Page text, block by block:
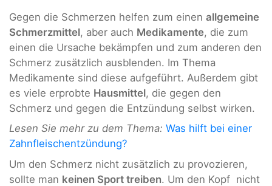
Gegen die Schmerzen helfen zum einen allgemeine
Schmerzmittel, aber auch Medikamente, die zum
einen die Ursache bekämpfen und zum anderen den
Schmerz zusätzlich ausblenden. Im Thema
Medikamente sind diese aufgeführt. Außerdem gibt
es viele erprobte Hausmittel, die gegen den
Schmerz und gegen die Entzündung selbst wirken.
Lesen Sie mehr zu dem Thema: Was hilft bei einer
Zahnfleischentzündung?
Um den Schmerz nicht zusätzlich zu provozieren,
sollte man keinen Sport treiben. Um den Kopf nicht